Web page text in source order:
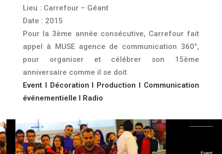
Lieu : Carrefour – Géant
Date : 2015
Pour la 3ème année consécutive, Carrefour fait
appel à MUSE agence de communication 360°,
pour organiser et célébrer son 15ème
anniversaire comme il se doit.
Event l Décoration l Production l Communication
événementielle l Radio